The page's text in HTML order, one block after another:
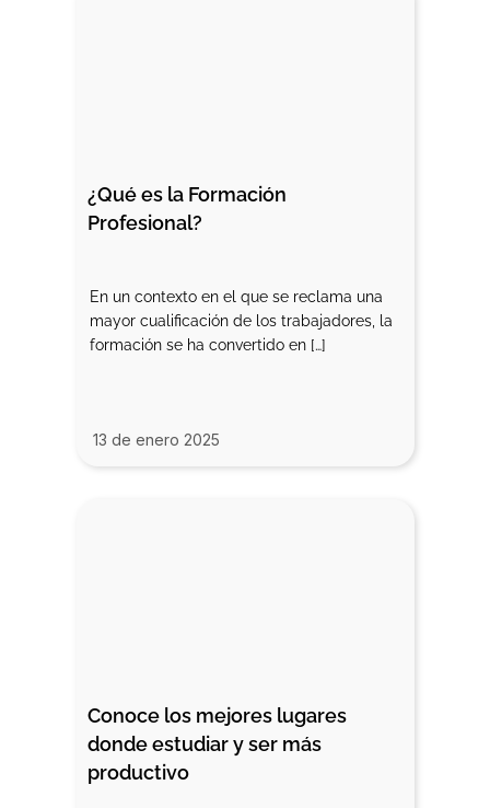
¿Qué es la Formación
Profesional?
En un contexto en el que se reclama una
mayor cualificación de los trabajadores, la
formación se ha convertido en […]
13 de enero 2025
Conoce los mejores lugares
donde estudiar y ser más
productivo